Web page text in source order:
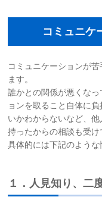
コミュニケ
コミュニケーションが
ます。
誰かとの関係が悪くな
ョンを取ること自体に
いかわからないなど、
持ったからの相談も受け
具体的には下記のような
１．人見知り、二